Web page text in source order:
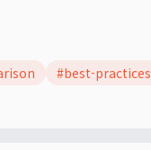
#best-practices